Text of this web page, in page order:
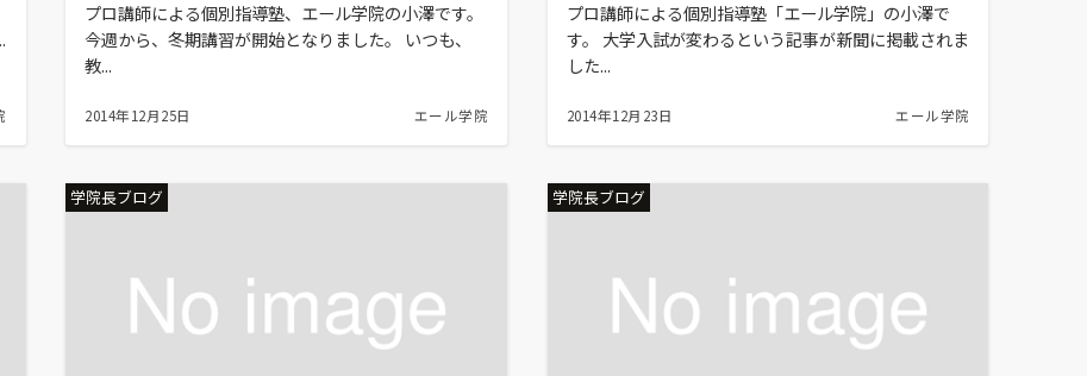
プロ講師による個別指導塾、エール学院の小澤です。
今週から、冬期講習が開始となりました。 いつも、
教...
2014年12月25日 エール学院
プロ講師による個別指導塾「エール学院」の小澤で
す。 大学入試が変わるという記事が新聞に掲載されま
した...
2014年12月23日 エール学院
学院長ブログ 学院長ブログ